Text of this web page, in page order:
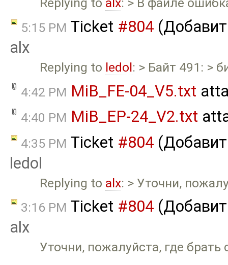
Replying to alx: > В файле
5:15 PM Ticket #804
alx
Replying to ledol: > Байт 491: >
4:42 PM MiB_FE-04_V5.txt
4:40 PM MiB_EP-24_V2.txt
4:35 PM Ticket #804
ledol
Replying to alx: > Уточни,
3:16 PM Ticket #804
alx
Уточни, пожалуйста, где